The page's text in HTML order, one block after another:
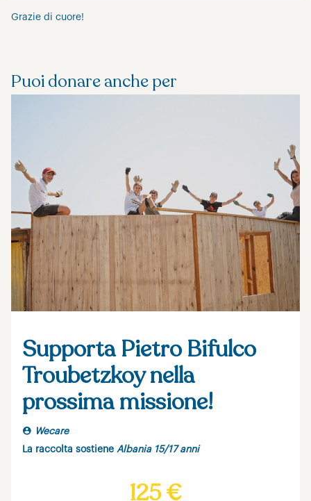
Grazie di cuore!
Puoi donare anche per
Supporta Pietro Bifulco
Troubetzkoy nella
prossima missione!
Wecare
La raccolta sostiene Albania 15/17 anni
125 €